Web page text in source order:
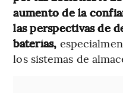
aumento de la
las perspectivas de
baterías,
los sistemas de